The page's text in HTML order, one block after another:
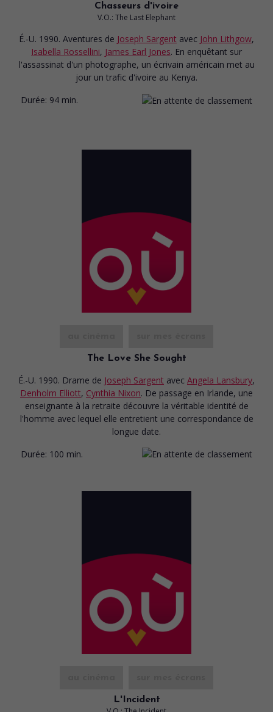
Chasseurs d'ivoire
V.O.: The Last Elephant
É.-U. 1990. Aventures de Joseph Sargent avec John Lithgow,
Isabella Rossellini, James Earl Jones. En enquêtant sur
l'assassinat d'un photographe, un écrivain américain met au
jour un trafic d'ivoire au Kenya.
Durée: 94 min.
The Love She Sought
É.-U. 1990. Drame de Joseph Sargent avec Angela Lansbury,
Denholm Elliott, Cynthia Nixon. De passage en Irlande, une
enseignante à la retraite découvre la véritable identité de
l'homme avec lequel elle entretient une correspondance de
longue date.
Durée: 100 min.
L'Incident